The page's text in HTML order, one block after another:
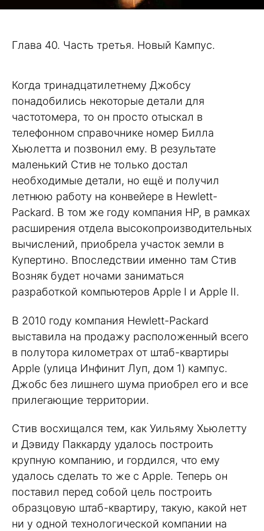
Глава 40. Часть третья. Новый Кампус.
Когда тринадцатилетнему Джобсу
понадобились некоторые детали для
частотомера, то он просто отыскал в
телефонном справочнике номер Билла
Хьюлетта и позвонил ему. В результате
маленький Стив не только достал
необходимые детали, но ещё и получил
летнюю работу на конвейере в Hewlett-
Packard. В том же году компания HP, в рамках
расширения отдела высокопроизводительных
вычислений, приобрела участок земли в
Купертино. Впоследствии именно там Стив
Возняк будет ночами заниматься
разработкой компьютеров Apple I и Apple II.
В 2010 году компания Hewlett-Packard
выставила на продажу расположенный всего
в полутора километрах от штаб-квартиры
Apple (улица Инфинит Луп, дом 1) кампус.
Джобс без лишнего шума приобрел его и все
прилегающие территории.
Стив восхищался тем, как Уильяму Хьюлетту
и Дэвиду Паккарду удалось построить
крупную компанию, и гордился, что ему
удалось сделать то же с Apple. Теперь он
поставил перед собой цель построить
образцовую штаб-квартиру, такую, какой нет
ни у одной технологической компании на